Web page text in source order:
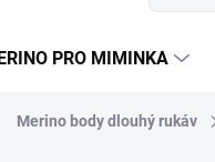
PRO MIMINKA
Merino body dlouhý rukáv